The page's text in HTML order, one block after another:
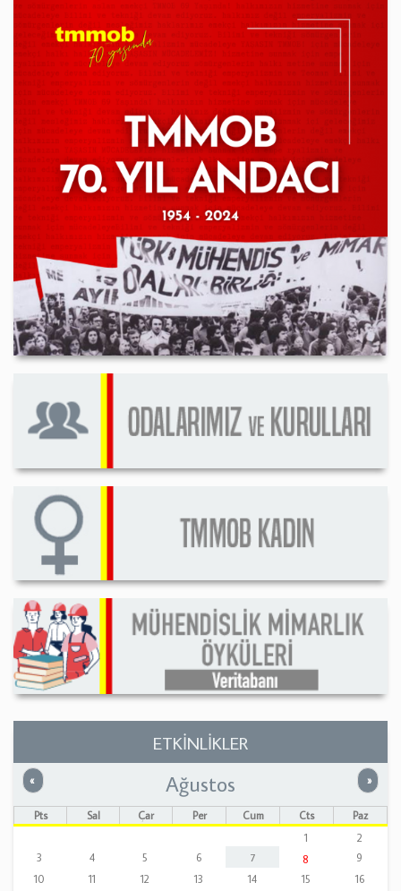
ETKİNLİKLER
« Önceki »
Ağustos
Pts Sal Çar Per Cum Cts
Paz
1
2
3
4 5 6 7 8
9
10
11 12 13 14 15
16